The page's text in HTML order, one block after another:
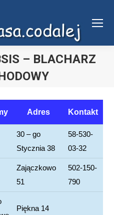
– BLACHARZ
Adres Kontakt
30 – go
Stycznia 38
58-530-
03-32
Zajączkowo
51
502-150-
790
Piękna 14